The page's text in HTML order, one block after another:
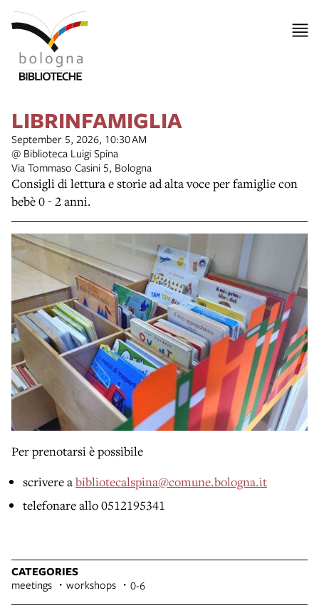
LIBRINFAMIGLIA
September 5, 2026, 10:30 AM
@ Biblioteca Luigi Spina
Via Tommaso Casini 5, Bologna
Consigli di lettura e storie ad alta voce per famiglie con
bebè 0 - 2 anni.
Per prenotarsi è possibile
scrivere abibliotecalspina@comune.bologna.it
telefonare allo 0512195341
CATEGORIES
meetings workshops 0-6